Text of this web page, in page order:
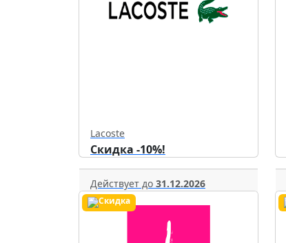
Lacoste
Скидка -10%!
Действует до 31.12.2026